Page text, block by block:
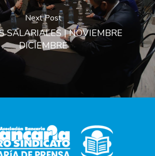
Next Post
SALARIALES | NOVIEMBRE
DICIEMBRE